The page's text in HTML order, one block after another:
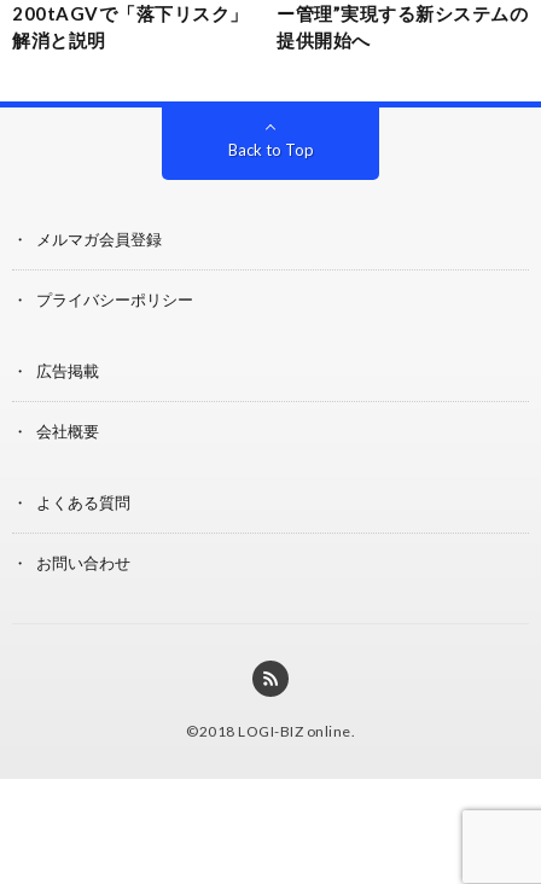
200tAGVで「落下リスク」
解消と説明
ー管理”実現する新システムの
提供開始へ
Back to Top
メルマガ会員登録
プライバシーポリシー
広告掲載
会社概要
よくある質問
お問い合わせ
©2018 LOGI-BIZ online